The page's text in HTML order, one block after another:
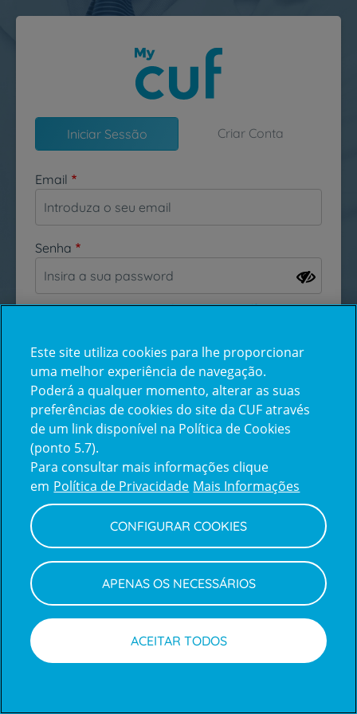
Passar para o conteúdo principal
Iniciar Sessão Criar Conta
Email
Senha
Esqueceu-se da sua password?
Inicie sessão com a Apple
Centro de Apoio ao Cliente | Política de Privacidade e Cookies
Este site utiliza cookies para lhe proporcionar
uma melhor experiência de navegação.
Poderá a qualquer momento, alterar as suas
preferências de cookies do site da CUF através
de um link disponível na Política de Cookies
(ponto 5.7).
Para consultar mais informações clique
em Política de Privacidade Mais Informações
CONFIGURAR COOKIES
APENAS OS NECESSÁRIOS
ACEITAR TODOS